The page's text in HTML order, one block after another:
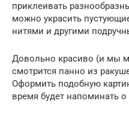
приклеивать
можно украсить
нитями и другими
Довольно красиво (и мы
смотрится панно из
Оформить подобную
время будет напоминать